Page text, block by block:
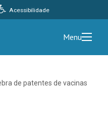
Acessibilidade
Menu
de patentes de vacinas